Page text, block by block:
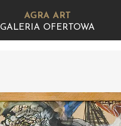
AGRA ART
GALERIA OFERTOWA